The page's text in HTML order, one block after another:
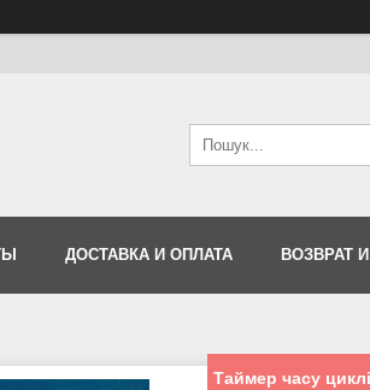
ДОСТАВКА И ОПЛАТА ВОЗВРАТ
Таймер часу